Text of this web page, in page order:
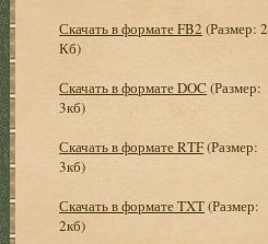
Скачать в формате FB2 (Размер: 2
Кб)
Скачать в формате DOC (Размер:
3кб)
Скачать в формате RTF(Размер:
3кб)
Скачать в формате TXT(Размер:
2кб)